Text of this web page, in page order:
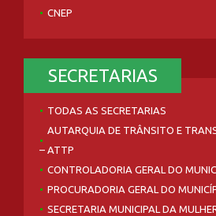
CNEP
SECRETARIAS
TODAS AS SECRETARIAS
AUTARQUIA DE TRÂNSITO E
– ATTP
CONTROLADORIA GERAL DO
PROCURADORIA GERAL DO
SECRETARIA MUNICIPAL DA